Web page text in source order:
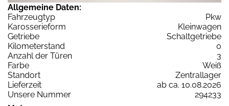
Allgemeine Daten:
Fahrzeugtyp
Pkw
Karosserieform
Kleinwagen
Getriebe
Schaltgetriebe
Kilometerstand
0
Anzahl der Türen
3
Farbe
Weiß
Standort
Zentrallager
Lieferzeit
ab ca. 10.08.2026
Unsere Nummer
294233